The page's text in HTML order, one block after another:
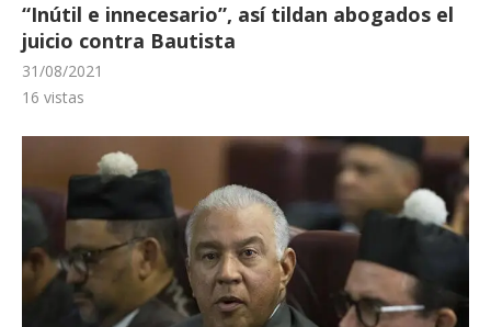
“Inútil e innecesario”, así tildan abogados el
juicio contra Bautista
31/08/2021
16 vistas